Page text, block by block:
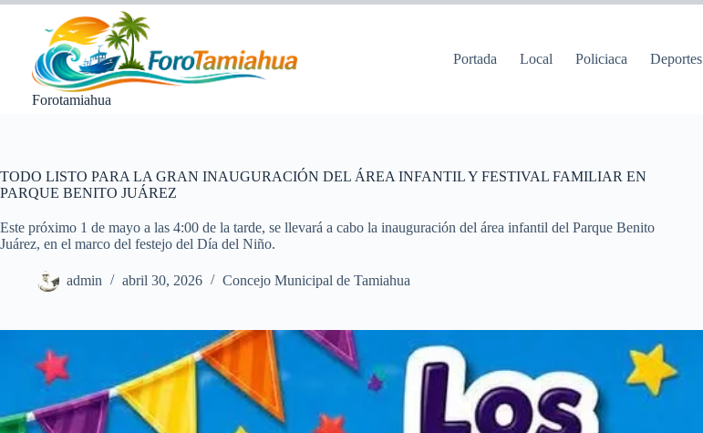
Saltar
contenido
Forotamiahua
Portada Local Policiaca Deportes
TODO LISTO PARA LA GRAN INAUGURACIÓN DEL ÁREA INFANTIL Y FESTIVAL FAMILIAR EN
PARQUE BENITO JUÁREZ
Este próximo 1 de mayo a las 4:00 de la tarde, se llevará a cabo la inauguración del área infantil del Parque Benito
Juárez, en el marco del festejo del Día del Niño.
admin abril 30, 2026 Concejo Municipal de Tamiahua